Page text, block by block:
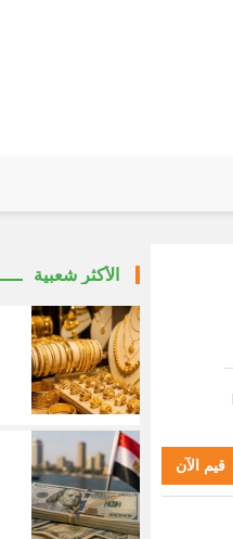
قيم الآن
الأكثر شعبية